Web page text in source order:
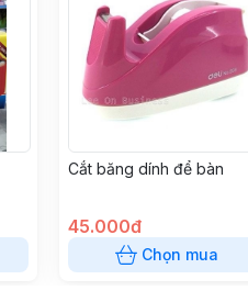
Cắt băng dính để bàn
45.000đ
Chọn mua